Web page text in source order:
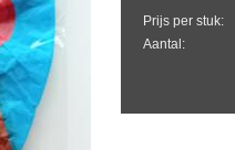
Prijs per stuk:
Aantal: